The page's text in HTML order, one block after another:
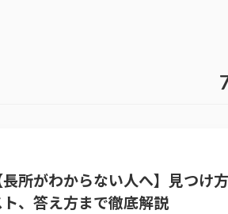
長所がわからない人へ】見つけ
ト、答え方まで徹底解説